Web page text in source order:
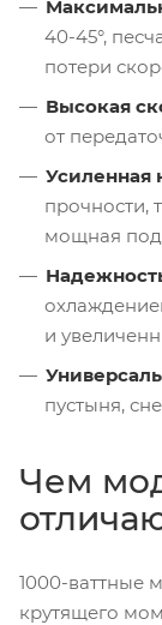
40-45°,
потери
Высокая
от
Усиленная
прочности,
мощная
и
пустыня,
Чем
1000-ваттные
крутящего